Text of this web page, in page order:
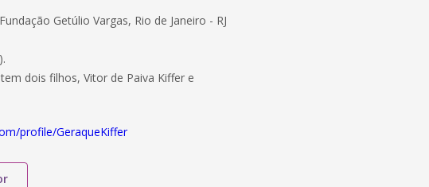
Getúlio Vargas, Rio de Janeiro - RJ
dois filhos, Vitor de Paiva Kiffer e
profile/GeraqueKiffer